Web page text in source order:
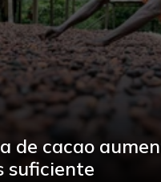
de cacao
suficiente